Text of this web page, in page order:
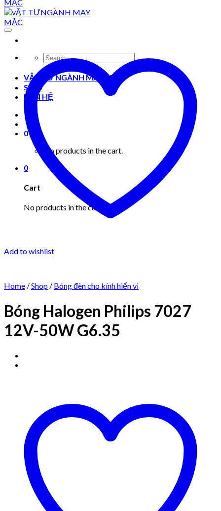
Search
for:
VẬT TƯ NGÀNH MAY MẶC
Shop
LIÊN HỆ
0
No products in the cart.
0
Cart
No products in the cart.
Add to wishlist
Home /Shop / Bóng đèn cho kính hiển vi
Bóng Halogen Philips 7027
12V-50W G6.35